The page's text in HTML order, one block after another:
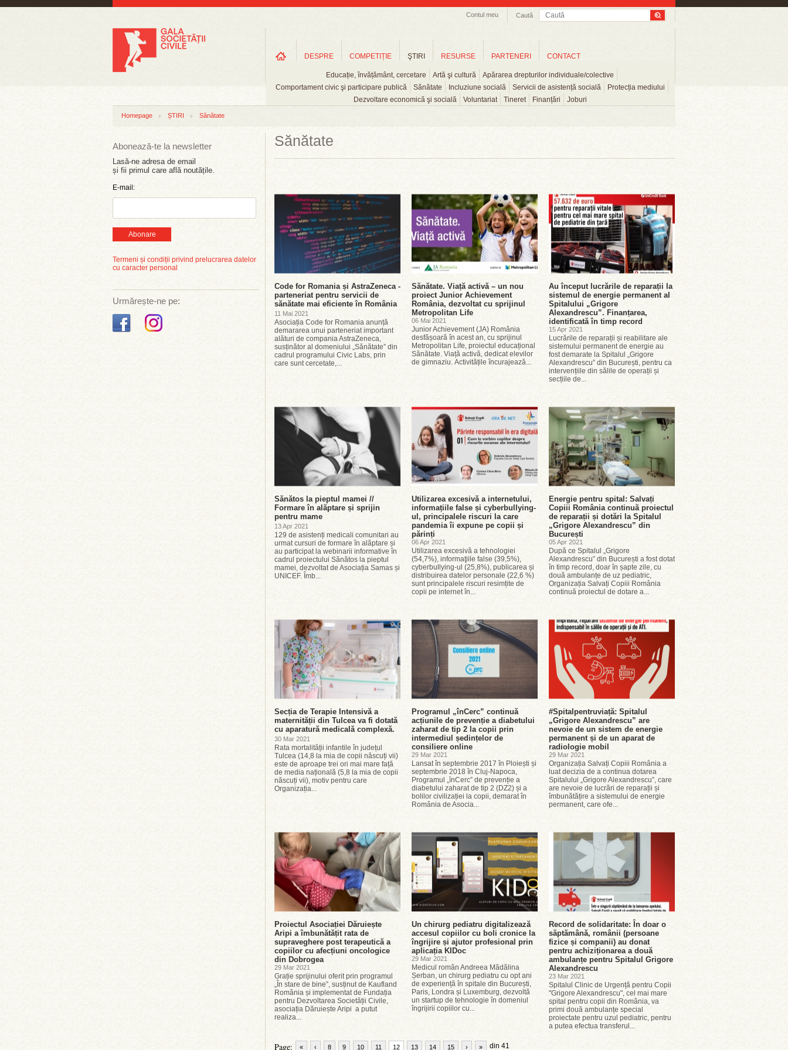
Caută
Contul meu
DESPRE COMPETIȚIE ŞTIRI
Educație, învățământ, cercetare Artă şi cultură
Apărarea drepturilor individuale/colective
Comportament civic şi participare publică
Sănătate Incluziune socială Servicii de asistență socială
Protecția mediului
Dezvoltare economică şi socială
Voluntariat Tineret Finanțări Joburi
RESURSE PARTENERI CONTACT
Homepage ȘTIRI Sănătate
Abonează-te la newsletter
Lasă-ne adresa de email
și fii primul care află noutățile.
E-mail:
Abonare
Termeni și condiții privind prelucrarea datelor
cu caracter personal
Urmărește-ne pe:
Sănătate
Code for Romania și AstraZeneca -
parteneriat pentru servicii de
sănătate mai eficiente în România
11 Mai 2021
Asociația Code for Romania anunță
demararea unui parteneriat important
alături de compania AstraZeneca,
susținător al domeniului „Sănătate” din
cadrul programului Civic Labs, prin
care sunt cercetate,...
Sănătate. Viață activă – un nou
proiect Junior Achievement
România, dezvoltat cu sprijinul
Metropolitan Life
06 Mai 2021
Junior Achievement (JA) România
desfășoară în acest an, cu sprijinul
Metropolitan Life, proiectul educațional
Sănătate. Viață activă, dedicat elevilor
de gimnaziu. Activitățile încurajează...
Au început lucrările de reparații la
sistemul de energie permanent al
Spitalului „Grigore
Alexandrescu”. Finanțarea,
identificată în timp record
15 Apr 2021
Lucrările de reparații și reabilitare ale
sistemului permanent de energie au
fost demarate la Spitalul „Grigore
Alexandrescu” din București, pentru ca
intervențiile din sălile de operații și
secțiile de...
Sănătos la pieptul mamei //
Formare în alăptare și sprijin
pentru mame
13 Apr 2021
129 de asistenți medicali comunitari au
urmat cursuri de formare în alăptare și
au participat la webinarii informative în
cadrul proiectului Sănătos la pieptul
mamei, dezvoltat de Asociația Samas și
UNICEF. Îmb...
Utilizarea excesivă a internetului,
informațiile false și cyberbullying-
ul, principalele riscuri la care
pandemia îi expune pe copii și
părinți
06 Apr 2021
Utilizarea excesivă a tehnologiei
(54,7%), informaţiile false (39,5%),
cyberbullying-ul (25,8%), publicarea și
distribuirea datelor personale (22,6 %)
sunt principalele riscuri resimțite de
copii pe internet în...
Energie pentru spital: Salvați
Copiii România continuă proiectul
de reparații și dotări la Spitalul
„Grigore Alexandrescu” din
București
05 Apr 2021
După ce Spitalul „Grigore
Alexandrescu” din București a fost dotat
în timp record, doar în șapte zile, cu
două ambulanțe de uz pediatric,
Organizația Salvați Copiii România
continuă proiectul de dotare a...
Secția de Terapie Intensivă a
maternității din Tulcea va fi dotată
cu aparatură medicală complexă.
30 Mar 2021
Rata mortalității infantile în județul
Tulcea (14,8 la mia de copii născuți vii)
este de aproape trei ori mai mare față
de media națională (5,8 la mia de copii
născuți vii), motiv pentru care
Organizația...
Programul „înCerc” continuă
acțiunile de prevenție a diabetului
zaharat de tip 2 la copii prin
intermediul ședințelor de
consiliere online
29 Mar 2021
Lansat în septembrie 2017 în Ploiești și
septembrie 2018 în Cluj-Napoca,
Programul „ȋnCerc” de prevenție a
diabetului zaharat de tip 2 (DZ2) și a
bolilor civilizației la copii, demarat în
România de Asocia...
#Spitalpentruviață: Spitalul
„Grigore Alexandrescu” are
nevoie de un sistem de energie
permanent și de un aparat de
radiologie mobil
29 Mar 2021
Organizația Salvați Copiii România a
luat decizia de a continua dotarea
Spitalului „Grigore Alexandrescu”, care
are nevoie de lucrări de reparații și
îmbunătățire a sistemului de energie
permanent, care ofe...
Proiectul Asociației Dăruiește
Aripi a îmbunătățit rata de
supraveghere post terapeutică a
copiilor cu afecțiuni oncologice
din Dobrogea
29 Mar 2021
Grație sprijinului oferit prin programul
„În stare de bine”, susținut de Kaufland
România și implementat de Fundația
pentru Dezvoltarea Societății Civile,
asociația Dăruiește Aripi a putut
realiza...
Un chirurg pediatru digitalizează
accesul copiilor cu boli cronice la
îngrijire și ajutor profesional prin
aplicația KIDoc
29 Mar 2021
Medicul român Andreea Mădălina
Șerban, un chirurg pediatru cu opt ani
de experiență în spitale din București,
Paris, Londra și Luxemburg, dezvoltă
un startup de tehnologie în domeniul
îngrijirii copiilor cu...
Record de solidaritate: În doar o
săptămână, românii (persoane
fizice și companii) au donat
pentru achiziționarea a două
ambulanțe pentru Spitalul Grigore
Alexandrescu
23 Mar 2021
Spitalul Clinic de Urgență pentru Copii
"Grigore Alexandrescu", cel mai mare
spital pentru copii din România, va
primi două ambulanțe special
proiectate pentru uzul pediatric, pentru
a putea efectua transferul...
Page: « ‹ 8 9 10 11 12 13 14 15 din 41
› »